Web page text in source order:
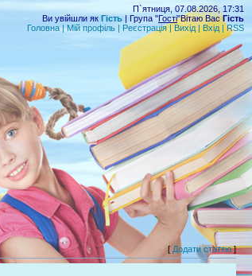
П`ятниця, 07.08.2026, 17:31
Ви увійшли як Гість | Група "Гості"Вітаю ВасГість
Головна|Мій профіль | Реєстрація| Вихід|Вхід |RSS
[ Додати статтю]